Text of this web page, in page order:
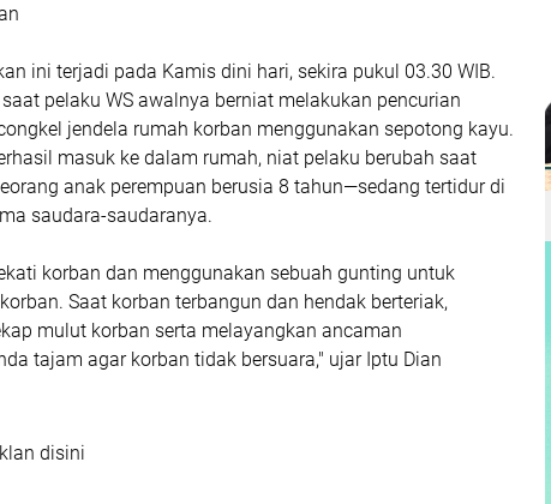
ini terjadi pada Kamis dini hari, sekira pukul 03.30 WIB.
pelaku WS awalnya berniat melakukan pencurian
jendela rumah korban menggunakan sepotong kayu.
masuk ke dalam rumah, niat pelaku berubah saat
anak perempuan berusia 8 tahun—sedang tertidur di
saudara-saudaranya.
korban dan menggunakan sebuah gunting untuk
Saat korban terbangun dan hendak berteriak,
mulut korban serta melayangkan ancaman
tajam agar korban tidak bersuara," ujar Iptu Dian
disini